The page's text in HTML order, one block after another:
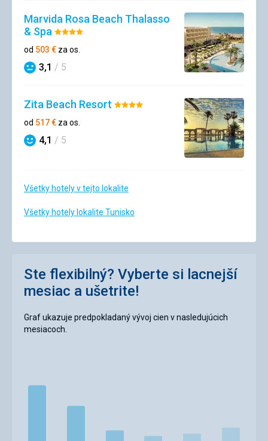
Marvida Rosa Beach Thalasso
& SpaHodnotenie:
4/5
od 503 € za os.
Hodnotenie
3,1 / 5
Zita Beach Resort Hodnotenie:
od 517€ za os.
Hodnotenie
4,1 / 5
Všetky hotely v tejto lokalite
Všetky hotely lokalite Tunisko
Ste flexibilný? Vyberte si lacnejší
mesiac a ušetrite!
Graf ukazuje predpokladaný vývoj cien v nasledujúcich
mesiacoch.